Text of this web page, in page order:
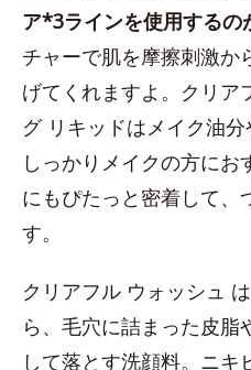
ア*3ラインを使用するの
チャーで肌を摩擦刺激か
げてくれますよ。クリア
グ リキッドはメイク油分
しっかりメイクの方に
にもぴたっと密着して、
す。
クリアフル ウォッシュ
ら、毛穴に詰まった皮
して落とす洗顔料。ニ